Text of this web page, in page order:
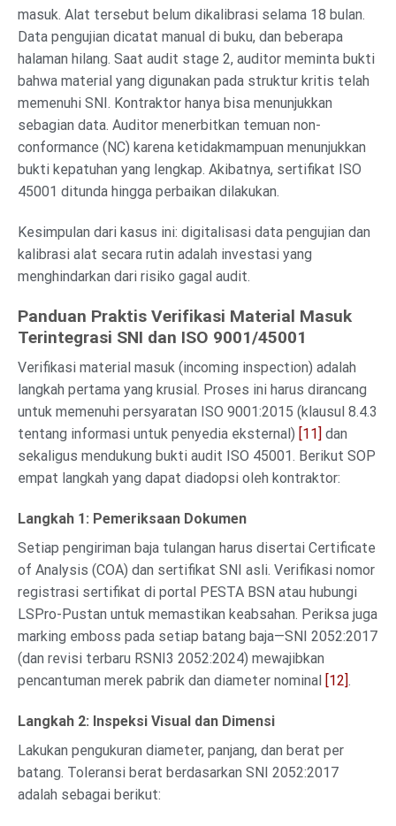
masuk. Alat tersebut belum dikalibrasi selama 18 bulan.
Data pengujian dicatat manual di buku, dan beberapa
halaman hilang. Saat audit stage 2, auditor meminta bukti
bahwa material yang digunakan pada struktur kritis telah
memenuhi SNI. Kontraktor hanya bisa menunjukkan
sebagian data. Auditor menerbitkan temuan non-
conformance (NC) karena ketidakmampuan menunjukkan
bukti kepatuhan yang lengkap. Akibatnya, sertifikat ISO
45001 ditunda hingga perbaikan dilakukan.
Kesimpulan dari kasus ini: digitalisasi data pengujian dan
kalibrasi alat secara rutin adalah investasi yang
menghindarkan dari risiko gagal audit.
Panduan Praktis Verifikasi Material Masuk
Terintegrasi SNI dan ISO 9001/45001
Verifikasi material masuk (incoming inspection) adalah
langkah pertama yang krusial. Proses ini harus dirancang
untuk memenuhi persyaratan ISO 9001:2015 (klausul 8.4.3
tentang informasi untuk penyedia eksternal) [11] dan
sekaligus mendukung bukti audit ISO 45001. Berikut SOP
empat langkah yang dapat diadopsi oleh kontraktor:
Langkah 1: Pemeriksaan Dokumen
Setiap pengiriman baja tulangan harus disertai Certificate
of Analysis (COA) dan sertifikat SNI asli. Verifikasi nomor
registrasi sertifikat di portal PESTA BSN atau hubungi
LSPro-Pustan untuk memastikan keabsahan. Periksa juga
marking emboss pada setiap batang baja—SNI 2052:2017
(dan revisi terbaru RSNI3 2052:2024) mewajibkan
pencantuman merek pabrik dan diameter nominal [12].
Langkah 2: Inspeksi Visual dan Dimensi
Lakukan pengukuran diameter, panjang, dan berat per
batang. Toleransi berat berdasarkan SNI 2052:2017
adalah sebagai berikut: